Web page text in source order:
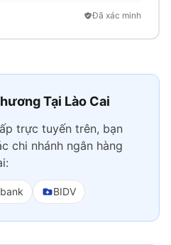
Đã xác minh
Tại Lào Cai
trực tuyến trên, bạn
chi nhánh ngân hàng
BIDV